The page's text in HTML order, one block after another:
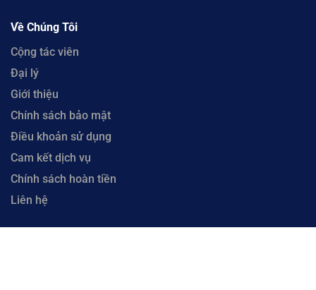
Về Chúng Tôi
Cộng tác viên
Đại lý
Giới thiệu
Chính sách bảo mật
Điều khoản sử dụng
Cam kết dịch vụ
Chính sách hoàn tiền
Liên hệ